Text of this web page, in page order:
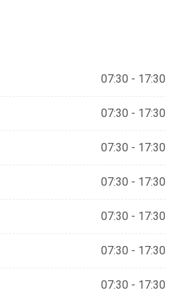
07:30 - 17:30
07:30 - 17:30
07:30 - 17:30
07:30 - 17:30
07:30 - 17:30
07:30 - 17:30
07:30 - 17:30